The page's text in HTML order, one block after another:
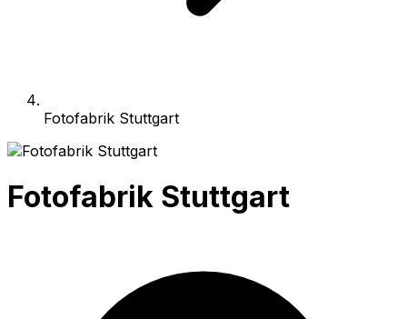
Fotofabrik Stuttgart
Fotofabrik Stuttgart